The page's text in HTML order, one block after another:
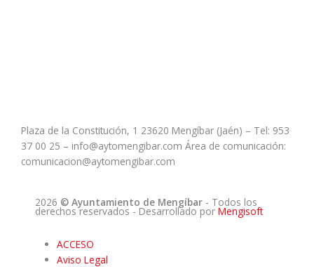
Plaza de la Constitución, 1 23620 Mengíbar (Jaén) – Tel: 953
37 00 25 – info@aytomengibar.com Área de comunicación:
comunicacion@aytomengibar.com
2026 © Ayuntamiento de Mengíbar - Todos los
derechos reservados - Desarrollado por Mengisoft
ACCESO
Aviso Legal